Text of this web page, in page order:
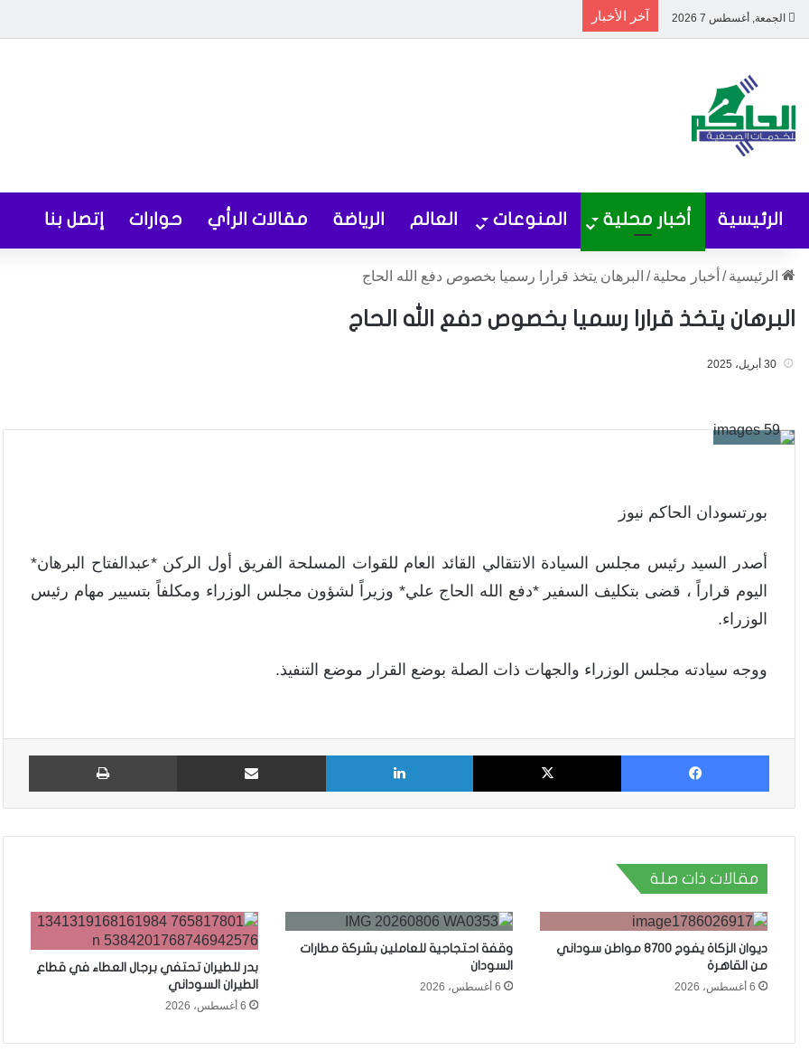
الجمعة, أغسطس 7 2026 آخر الأخبار
الرئيسية أخبار محلية المنوعات العالم الرياضة مقالات الرأي حوارات إتصل بنا
الرئيسية / أخبار محلية / البرهان يتخذ قرارا رسميا بخصوص دفع الله الحاج
البرهان يتخذ قرارا رسميا بخصوص دفع الله الحاج
30 أبريل، 2025
بورتسودان الحاكم نيوز
أصدر السيد رئيس مجلس السيادة الانتقالي القائد العام للقوات المسلحة الفريق أول الركن *عبدالفتاح البرهان*
اليوم قراراً ، قضى بتكليف السفير *دفع الله الحاج علي* وزيراً لشؤون مجلس الوزراء ومكلفاً بتسيير مهام رئيس
الوزراء.
ووجه سيادته مجلس الوزراء والجهات ذات الصلة بوضع القرار موضع التنفيذ.
فيسبوك X لينكدإن مشاركة عبر البريد
مقالات ذات صلة
ديوان الزكاة يفوج 8700 مواطن سوداني
من القاهرة
6 أغسطس، 2026
وقفة احتجاجية للعاملين بشركة مطارات
السودان
6 أغسطس، 2026
بدر للطيران تحتفي برجال العطاء في قطاع
الطيران السوداني
6 أغسطس، 2026